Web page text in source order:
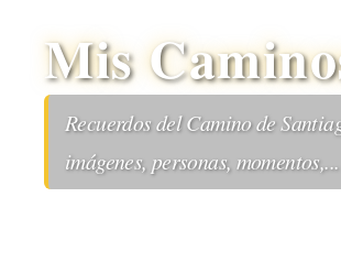
Mis
Recuerdos del Camino de
imágenes, personas, momentos,...